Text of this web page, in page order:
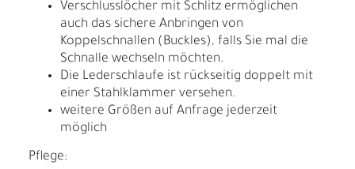
Verschlusslöcher mit Schlitz ermöglichen
auch das sichere Anbringen von
Koppelschnallen (Buckles), falls Sie mal die
Schnalle wechseln möchten.
Die Lederschlaufe ist rückseitig doppelt mit
einer Stahlklammer versehen.
weitere Größen auf Anfrage jederzeit
möglich
Pflege: